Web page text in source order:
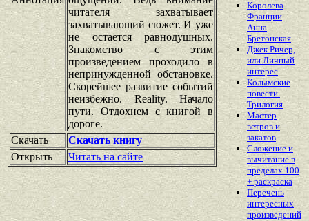
читателя захватывает
захватывающий сюжет. И уже
не остается равнодушных.
Знакомство с этим
произведением проходило в
непринужденной обстановке.
Скорейшее развитие событий
неизбежно. Reality. Начало
пути. Отдохнем с книгой в
дороге.
Скачать
Скачать книгу
Открыть
Читать на сайте
Королева
Франции
Анна
Бретонская
Джек Ричер,
или Личный
интерес
Колымские
повести.
Трилогия
Мастер
ветров и
закатов
Сложение и
вычитание в
пределах 100
+ раскраска
Перечень
интересных
произведений